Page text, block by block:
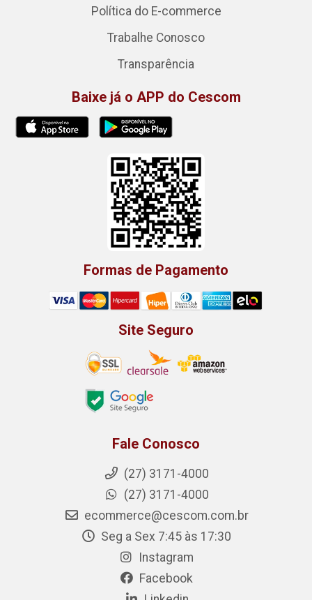
Política do E-commerce
Trabalhe Conosco
Transparência
Baixe já o APP do Cescom
Formas de Pagamento
Site Seguro
Fale Conosco
(27) 3171-4000
(27) 3171-4000
ecommerce@cescom.com.br
Seg a Sex 7:45 às 17:30
Instagram
Facebook